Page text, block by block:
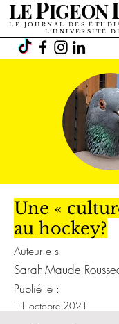
LEPIGEON
LE JOURNAL DES
L’UNIVERSITÉ
Une «
au hockey?
Auteur·e·s
Sarah-Maude
Publié le :
11 octobre 2021